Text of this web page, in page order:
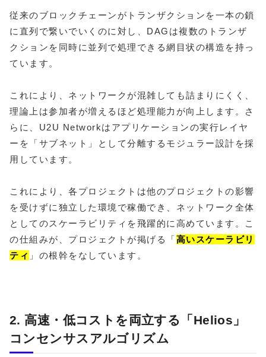
従来のブロックチェーンがトランザクションを一本の鎖
に直列で繋いでいくのに対し、DAGは複数のトランザ
クションを同時に並列で処理できる網目状の構造を持っ
ています。
これにより、ネットワークが混雑しても詰まりにくく、
理論上は参加者が増えるほど処理能力が向上します。さ
らに、U2U Networkはアプリケーションの実行レイヤ
ーを「サブネット」として分離するモジュラー設計を採
用しています。
これにより、各プロジェクトは他のプロジェクトの影響
を受けずに独立した環境で稼働でき、ネットワーク全体
としてのスケーラビリティを飛躍的に高めています。こ
の仕組みが、プロジェクトが掲げる「高いスケーラビリ
ティ 」の根幹をなしています。
2. 高速・低コストを両立する「Helios」
コンセンサスアルゴリズム